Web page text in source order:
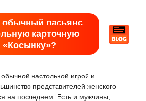
обычный пасьянс
карточную
«Косынку»?
настольной игрой и
представителей женского
на последнем. Есть и мужчины,